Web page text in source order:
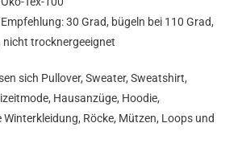
30 Grad, bügeln bei 110 Grad,
nicht trocknergeeignet
sich Pullover, Sweater, Sweatshirt,
Hausanzüge, Hoodie,
Röcke, Mützen, Loops und